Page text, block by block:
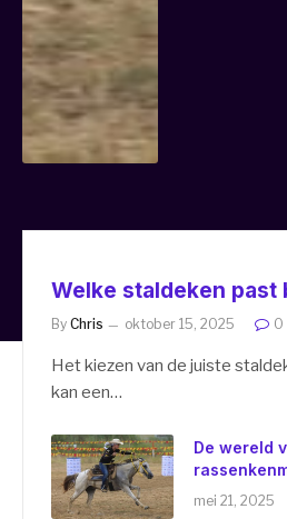
Welke staldeken past
By Chris oktober 15, 2025 0
Het kiezen van de juiste
kan een…
De wereld
mei 21, 2025